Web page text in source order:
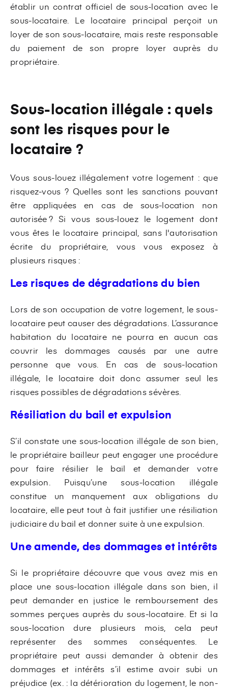
établir un contrat officiel de sous-location avec le
sous-locataire. Le locataire principal perçoit un
loyer de son sous-locataire, mais reste responsable
du paiement de son propre loyer auprès du
propriétaire.
Sous-location illégale : quels
sont les risques pour le
locataire ?
Vous sous-louez illégalement votre logement : que
risquez-vous ? Quelles sont les sanctions pouvant
être appliquées en cas de sous-location non
autorisée ? Si vous sous-louez le logement dont
vous êtes le locataire principal, sans l'autorisation
écrite du propriétaire, vous vous exposez à
plusieurs risques :
Les risques de dégradations du bien
Lors de son occupation de votre logement, le sous-
locataire peut causer des dégradations. L’assurance
habitation du locataire ne pourra en aucun cas
couvrir les dommages causés par une autre
personne que vous. En cas de sous-location
illégale, le locataire doit donc assumer seul les
risques possibles de dégradations sévères.
Résiliation du bail et expulsion
S’il constate une sous-location illégale de son bien,
le propriétaire bailleur peut engager une procédure
pour faire résilier le bail et demander votre
expulsion. Puisqu’une sous-location illégale
constitue un manquement aux obligations du
locataire, elle peut tout à fait justifier une résiliation
judiciaire du bail et donner suite à une expulsion.
Une amende, des dommages et intérêts
Si le propriétaire découvre que vous avez mis en
place une sous-location illégale dans son bien, il
peut demander en justice le remboursement des
sommes perçues auprès du sous-locataire. Et si la
sous-location dure plusieurs mois, cela peut
représenter des sommes conséquentes. Le
propriétaire peut aussi demander à obtenir des
dommages et intérêts s’il estime avoir subi un
préjudice (ex. : la détérioration du logement, le non-